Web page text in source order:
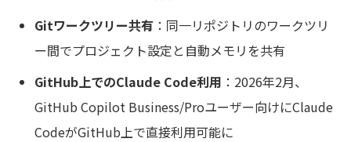
Gitワークツリー共有 ：同一リポジトリのワークツリ
ー間でプロジェクト設定と自動メモリを共有
GitHub上でのClaude Code利用 ：2026年2月、
GitHub Copilot Business/Proユーザー向けにClaude
CodeがGitHub上で直接利用可能に